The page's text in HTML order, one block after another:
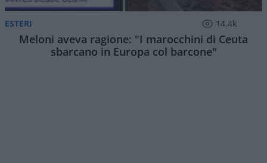
ESTERI 14.4k
Meloni aveva ragione: "I marocchini di Ceuta
sbarcano in Europa col barcone"